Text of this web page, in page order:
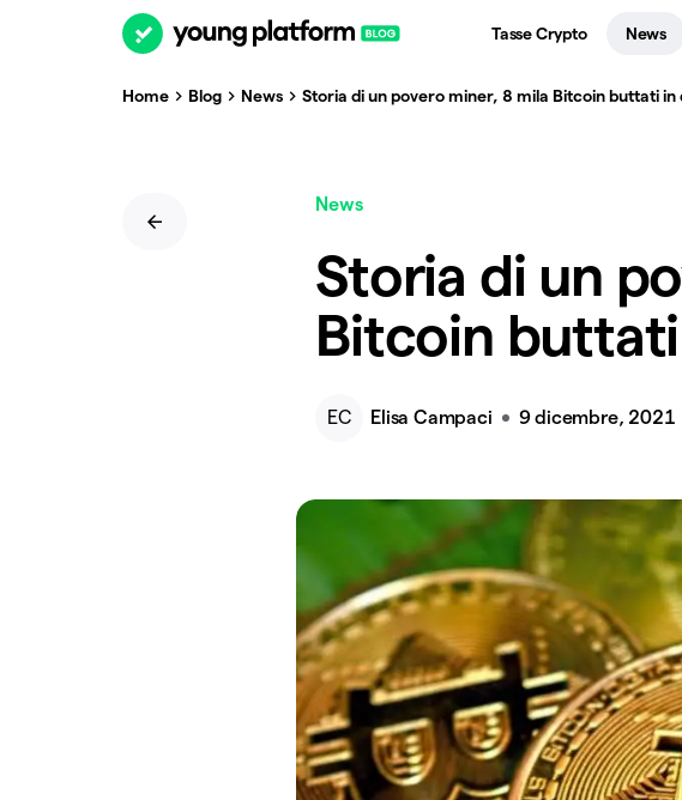
News
Tasse Crypto
Home Blog News Storia di un povero miner, 8 mila Bitcoin buttati in
News
Storia di un
Bitcoin
EC Elisa Campaci 9 dicembre, 2021